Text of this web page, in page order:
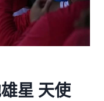
星 天使